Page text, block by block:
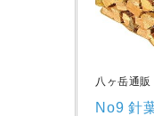
八ヶ岳通販
No9 針